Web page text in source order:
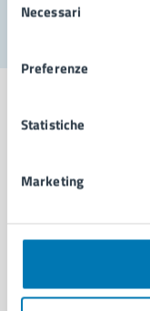
delNecessari
Preferenze
Statistiche
Marketing
Municipalità